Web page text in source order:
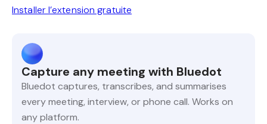
Installer l’extension gratuite
Capture any meeting with Bluedot
Bluedot captures, transcribes, and summarises
every meeting, interview, or phone call. Works on
any platform.